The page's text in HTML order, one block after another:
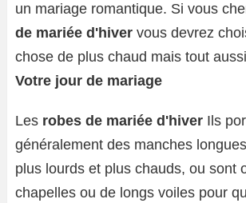
un mariage romantique. Si vous
de mariée d'hiver vous devrez
chose de plus chaud mais tout
Votre jour de mariage
Les robes de mariée d'hiver Ils
généralement des manches
plus lourds et plus chauds, ou sont
chapelles ou de longs voiles pour